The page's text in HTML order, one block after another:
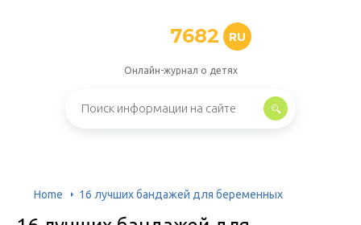
7682 RU
Онлайн-журнал о детях
Home 16 лучших бандажей для беременных